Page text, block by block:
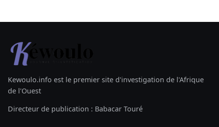
Kewoulo.info est le premier site d'investigation de l'Afrique
de l'Ouest
Directeur de publication : Babacar Touré